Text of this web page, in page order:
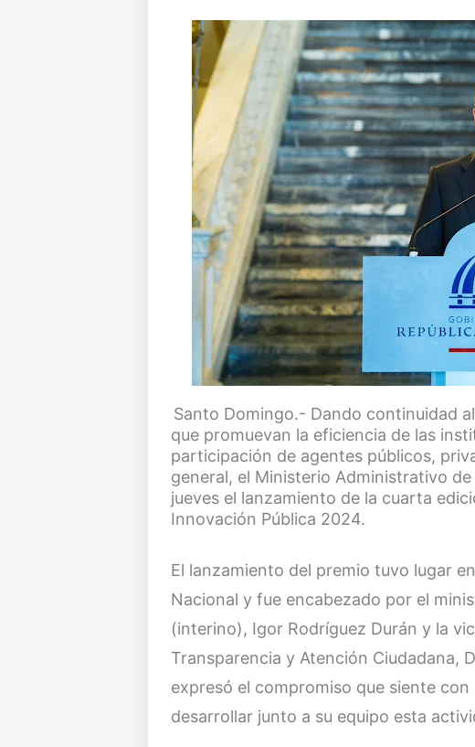
Santo Domingo.- Dando continuidad
que promuevan la eficiencia de las
participación de agentes públicos,
general, el Ministerio Administrativo
jueves el lanzamiento de la cuarta
Innovación Pública 2024.
El lanzamiento del premio tuvo lugar
Nacional y fue encabezado por el
(interino), Igor Rodríguez Durán y la
Transparencia y Atención Ciudadana,
expresó el compromiso que siente
desarrollar junto a su equipo esta